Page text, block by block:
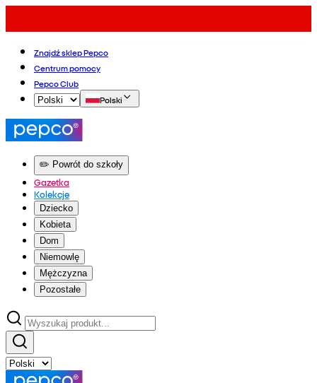
Znajdź sklep Pepco
Centrum pomocy
Pepco Club
Polski
✏️ Powrót do szkoły
Gazetka
Kolekcje
Dziecko
Kobieta
Dom
Niemowlę
Mężczyzna
Pozostałe